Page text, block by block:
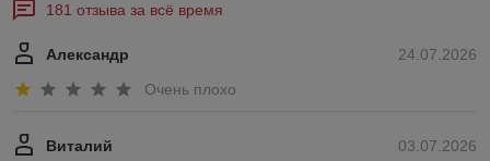
181 отзыва за всё время
24.07.2026
Александр
Очень плохо
03.07.2026
Виталий